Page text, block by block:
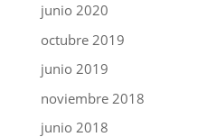
junio 2020
octubre 2019
junio 2019
noviembre 2018
junio 2018